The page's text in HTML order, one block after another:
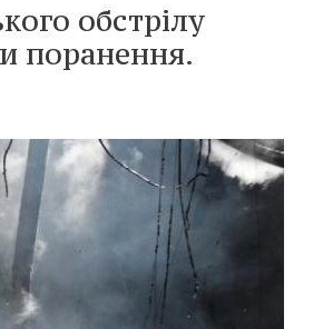
обстрілу
поранення.